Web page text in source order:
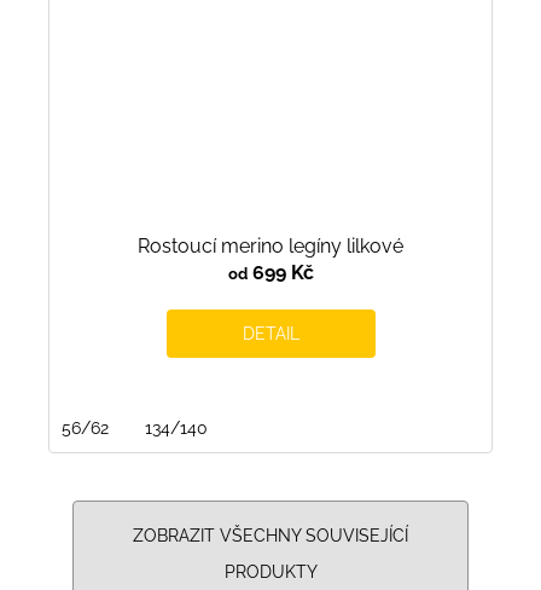
Rostoucí merino legíny lilkové
od699 Kč
DETAIL
56/62 134/140
ZOBRAZIT VŠECHNY SOUVISEJÍCÍ
PRODUKTY